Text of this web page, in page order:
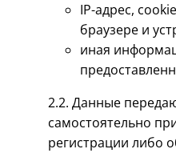
IP-адрес,
браузере и
иная
2.2. Данные
самостоятельно
регистрации либо